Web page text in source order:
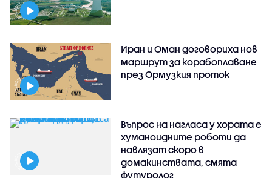
Иран и Оман договориха нов
маршрут за корабоплаване
през Ормузкия проток
Въпрос на нагласа у хората е
хуманоидните роботи да
навлязат скоро в
домакинствата, смята
футуролог